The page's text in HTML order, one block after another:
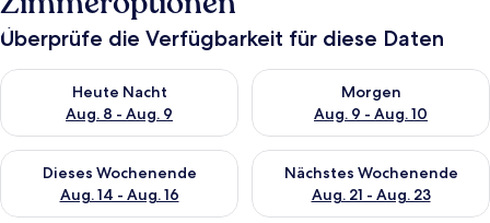
Überprüfe die Verfügbarkeit für diese Daten
Heute Nacht
Aug. 8 - Aug. 9
Überprüfe die Verfügbarkeit für heute Nacht, Aug. 8 - Aug. 9.
Morgen
Aug. 9 - Aug. 10
Überprüfe die Verfügbarkeit
Dieses Wochenende
Aug. 14 - Aug. 16
Überprüfe die Verfügbarkeit für dieses Wochenende, Aug. 14
Nächstes Wochenende
Aug. 21 - Aug. 23
Überprüfe die Verfügbarkeit